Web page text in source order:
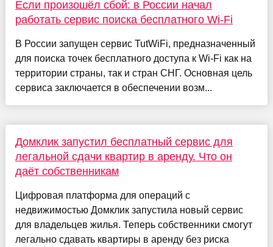
Если произошёл сбой: в России начал
работать сервис поиска бесплатного Wi-Fi
В России запущен сервис TutWiFi, предназначенный
для поиска точек бесплатного доступа к Wi-Fi как на
территории страны, так и стран СНГ. Основная цель
сервиса заключается в обеспечении возм...
Домклик запустил бесплатный сервис для
легальной сдачи квартир в аренду. Что он
даёт собственникам
Цифровая платформа для операций с
недвижимостью Домклик запустила новый сервис
для владельцев жилья. Теперь собственники смогут
легально сдавать квартиры в аренду без риска